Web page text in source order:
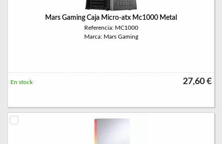
Mars Gaming Caja Micro-atx Mc1000 Metal
Referencia: MC1000
Marca: Mars Gaming
27,60 €
En stock